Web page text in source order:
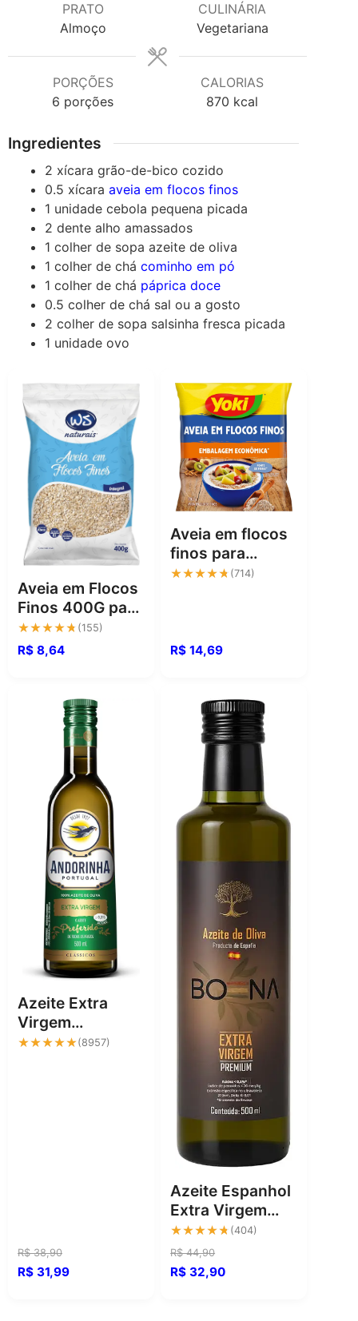
PRATO
Almoço
CULINÁRIA
Vegetariana
PORÇÕES
6 porções
CALORIAS
870 kcal
Ingredientes
2 xícara grão-de-bico cozido
0.5 xícara aveia em flocos finos
1 unidade cebola pequena picada
2 dente alho amassados
1 colher de sopa azeite de oliva
1 colher de chá cominho em pó
1 colher de chá páprica doce
0.5 colher de chá sal ou a gosto
2 colher de sopa salsinha fresca picada
1 unidade ovo
Aveia em Flocos
Finos 400G para
uma textura
perfeita
★★★★★
★★★★★ (155)
R$ 8,64
Aveia em flocos
finos para
receitas mais
★★★★★
★★★★★ (714)
R$ 14,69
Azeite Extra
Virgem
Andorinha -
★★★★★
★★★★★(8957)
R$ 38,90
R$ 31,99
Azeite Espanhol
Extra Virgem
Boena 500ml:
sabor autêntico
★★★★★
★★★★★ (404)
R$ 44,90
R$ 32,90